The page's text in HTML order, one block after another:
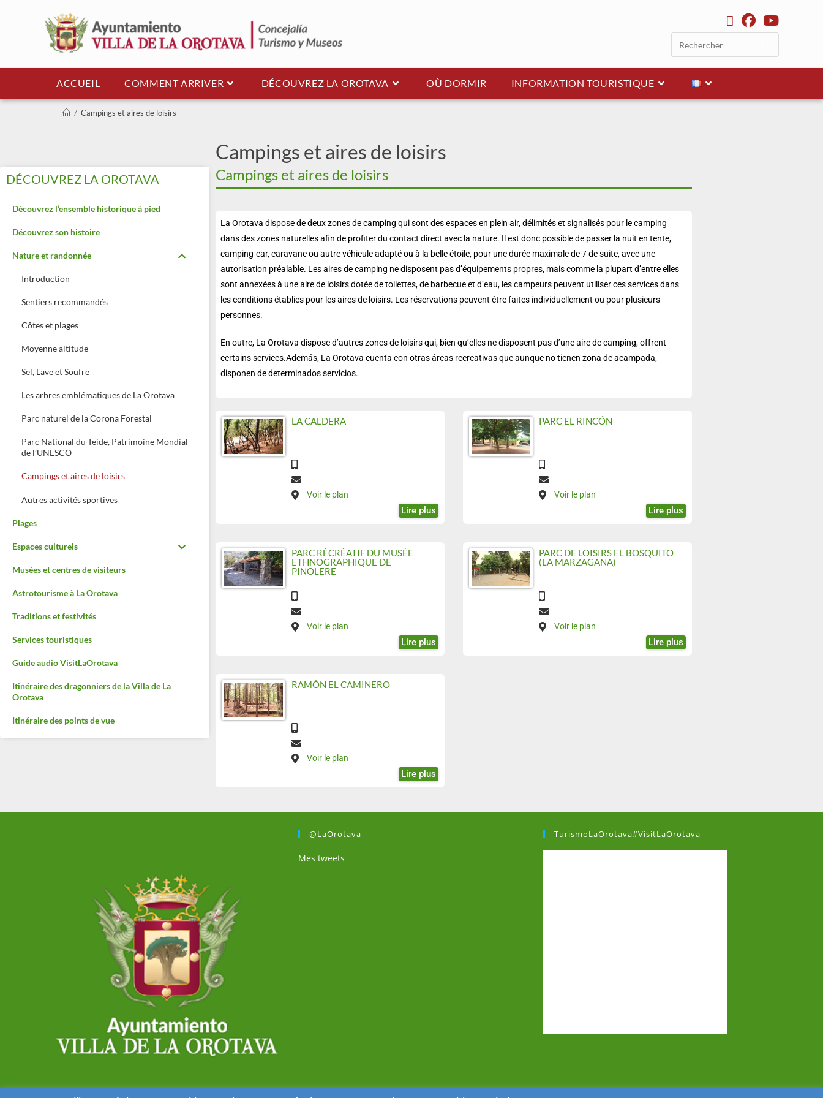
ACCUEIL COMMENT ARRIVER DÉCOUVREZ LA OROTAVA OÙ DORMIR INFORMATION TOURISTIQUE
/ Campings et aires de loisirs
DÉCOUVREZ LA OROTAVA
Découvrez l’ensemble historique à pied
Découvrez son histoire
Nature et randonnée
Introduction
Sentiers recommandés
Côtes et plages
Moyenne altitude
Sel, Lave et Soufre
Les arbres emblématiques de La Orotava
Parc naturel de la Corona Forestal
Parc National du Teide, Patrimoine Mondial
de l’UNESCO
Campings et aires de loisirs
Autres activités sportives
Plages
Espaces culturels
Musées et centres de visiteurs
Astrotourisme à La Orotava
Traditions et festivités
Services touristiques
Guide audio VisitLaOrotava
Itinéraire des dragonniers de la Villa de La
Orotava
Itinéraire des points de vue
Campings et aires de loisirs
Campings et aires de loisirs
La Orotava dispose de deux zones de camping qui sont des espaces en plein air, délimités et signalisés pour le camping
dans des zones naturelles afin de profiter du contact direct avec la nature. Il est donc possible de passer la nuit en tente,
camping-car, caravane ou autre véhicule adapté ou à la belle étoile, pour une durée maximale de 7 de suite, avec une
autorisation préalable. Les aires de camping ne disposent pas d’équipements propres, mais comme la plupart d’entre elles
sont annexées à une aire de loisirs dotée de toilettes, de barbecue et d’eau, les campeurs peuvent utiliser ces services dans
les conditions établies pour les aires de loisirs. Les réservations peuvent être faites individuellement ou pour plusieurs
personnes.
En outre, La Orotava dispose d’autres zones de loisirs qui, bien qu’elles ne disposent pas d’une aire de camping, offrent
certains services.Además, La Orotava cuenta con otras áreas recreativas que aunque no tienen zona de acampada,
disponen de determinados servicios.
LA CALDERA
Voir le plan
Lire plus
PARC EL RINCÓN
Voir le plan
Lire plus
PARC RÉCRÉATIF DU MUSÉE
ETHNOGRAPHIQUE DE
PINOLERE
Voir le plan
Lire plus
PARC DE LOISIRS EL BOSQUITO
(LA MARZAGANA)
Voir le plan
Lire plus
RAMÓN EL CAMINERO
Voir le plan
Lire plus
@LaOrotava
Mes tweets
TurismoLaOrotava#VisitLaOrotava